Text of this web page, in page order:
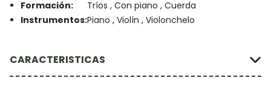
Formación:
Tríos , Con piano , Cuerda
Instrumentos:Piano , Violín , Violonchelo
CARACTERISTICAS